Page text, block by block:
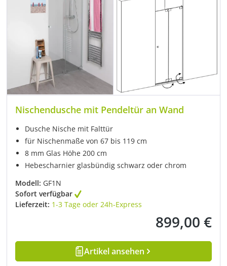
Nischendusche mit Pendeltür an Wand
Dusche Nische mit Falttür
für Nischenmaße von 67 bis 119 cm
8 mm Glas Höhe 200 cm
Hebescharnier glasbündig schwarz oder chrom
Modell: GF1N
Sofort verfügbar
Lieferzeit: 1-3 Tage oder 24h-Express
Regulärer Preis:
899,00 €
Artikel ansehen